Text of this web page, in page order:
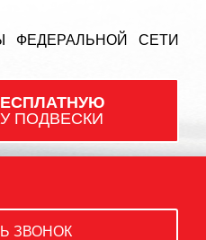
ФЕДЕРАЛЬНОЙ СЕТИ
ПОДВЕСКИ
ЗВОНОК